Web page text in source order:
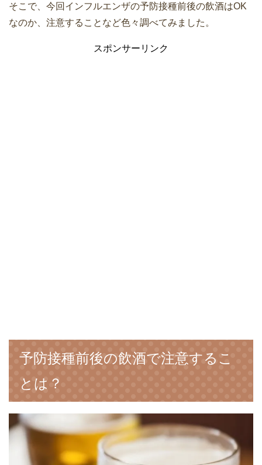
そこで、今回インフルエンザの予防接種前後の飲酒はOK
なのか、注意することなど色々調べてみました。
スポンサーリンク
予防接種前後の飲酒で注意するこ
とは？